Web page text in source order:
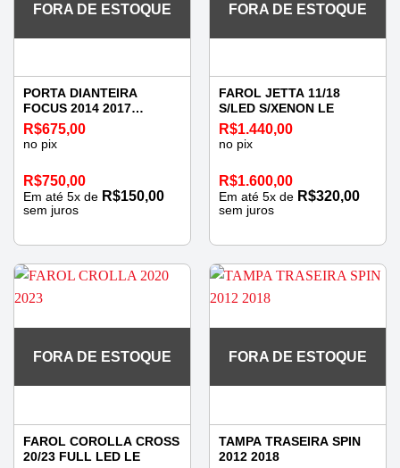
FORA DE ESTOQUE
PORTA DIANTEIRA
FOCUS 2014 2017
ESQUERDA
R$675,00
no pix
R$750,00
Em até 5x de R$150,00
sem juros
FORA DE ESTOQUE
FAROL JETTA 11/18
S/LED S/XENON LE
R$1.440,00
no pix
R$1.600,00
Em até 5x de R$320,00
sem juros
FORA DE ESTOQUE
FAROL COROLLA CROSS
20/23 FULL LED LE
FORA DE ESTOQUE
TAMPA TRASEIRA SPIN
2012 2018